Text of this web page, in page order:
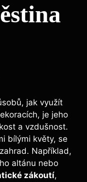
jak využít
je jeho
a vzdušnost.
bílými květy, se
Například,
altánu nebo
zákoutí,